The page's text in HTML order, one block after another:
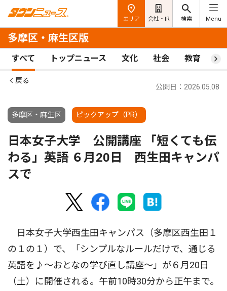
エリア 会社・IR 検索 Menu
多摩区・麻生区版
すべて トップニュース 文化 社会 教育 ス
戻る
多摩区・麻生区 ピックアップ（PR）
公開日：2026.05.08
日本女子大学 公開講座 「短くても伝
わる」英語 ６月20日 西生田キャンパ
スで
日本女子大学西生田キャンパス（多摩区西生田１
の１の１）で、「シンプルなルールだけで、通じる
英語を♪〜おとなの学び直し講座〜」が６月20日
（土）に開催される。午前10時30分から正午まで。